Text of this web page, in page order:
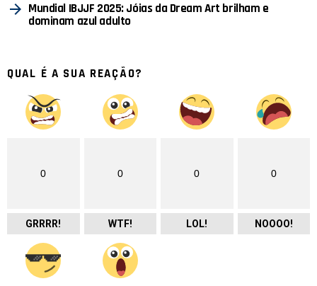
Mundial IBJJF 2025: Jóias da Dream Art brilham e
dominam azul adulto
QUAL É A SUA REAÇÃO?
0
GRRRR!
0
WTF!
0
LOL!
0
NOOOO!